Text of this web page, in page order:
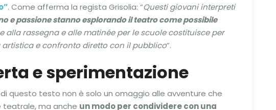
. Come afferma la regista Grisolia: “Questi giovani interpreti
e passione stanno esplorando il teatro come possibile
alla rassegna e alle matinée per le scuole costituisce per
e confronto diretto con il pubblico”.
e sperimentazione
questo testo non è solo un omaggio alle avventure che
ma anche un modo per condividere con una